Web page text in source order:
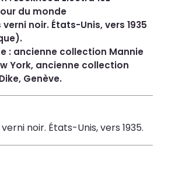
du monde
noir. États-Unis, vers 1935
: ancienne collection Mannie
York, ancienne collection
Genève.
noir. États-Unis, vers 1935.